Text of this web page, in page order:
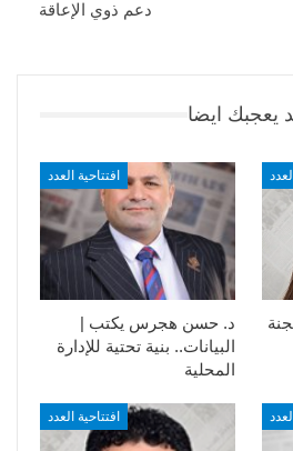
دعم ذوي الإعاقة
يعجبك ايضا
افتتاحية العدد
د. حسن هجرس يكتب |
البيانات.. بنية تحتية للإدارة
المحلية
افتتاحية العدد